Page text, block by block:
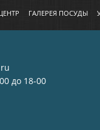
ГАЛЕРЕЯ ПОСУДЫ
до 18-00